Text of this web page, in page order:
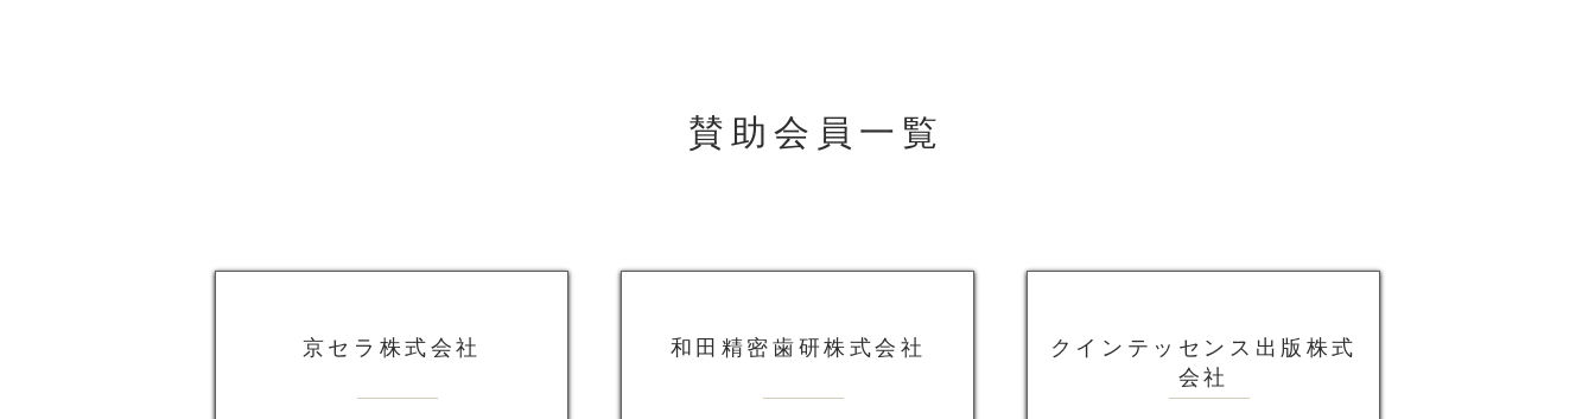
賛助会員一覧
京セラ株式会社 和田精密歯研株式会社
クインテッセンス出版株式
会社